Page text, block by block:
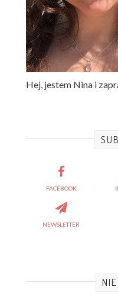
Hej, jestem Nina i
FACEBOOK
NEWSLETTER